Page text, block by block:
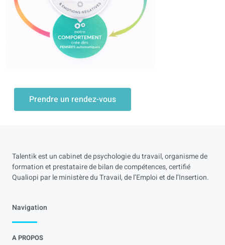
Prendre un rendez-vous
Talentik est un cabinet de psychologie du travail, organisme de
formation et prestataire de bilan de compétences, certifié
Qualiopi par le ministère du Travail, de l’Emploi et de l’Insertion.
Navigation
A PROPOS